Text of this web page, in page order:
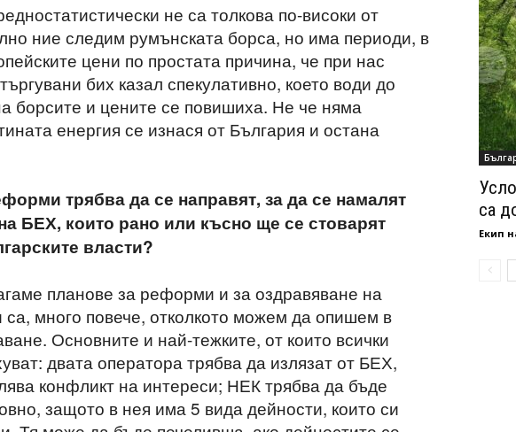
не са толкова по-високи от
ние следим румънската борса, но има периоди, в
цени по простата причина, че при нас
бих казал спекулативно, което води до
борсите и цените се повишиха. Не че няма
енергия се изнася от България и остана
трябва да се направят, за да се намалят
БЕХ, които рано или късно ще се стоварят
власти?
планове за реформи и за оздравяване на
са, много повече, отколкото можем да опишем в
Основните и най-тежките, от които всички
двата оператора трябва да излязат от БЕХ,
конфликт на интереси; НЕК трябва да бъде
защото в нея има 5 вида дейности, които си
са
Екип